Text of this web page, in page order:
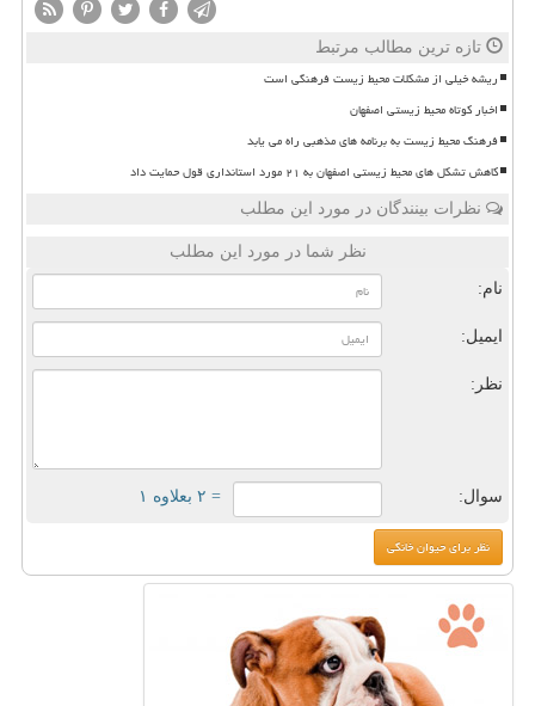
تازه ترین مطالب مرتبط
ریشه خیلی از مشکلات محیط زیست فرهنگی است
اخبار کوتاه محیط زیستی اصفهان
فرهنگ محیط زیست به برنامه های مذهبی راه می یابد
کاهش تشکل های محیط زیستی اصفهان به ۲۱ مورد استانداری قول حمایت داد
نظرات بینندگان در مورد این مطلب
نظر شما در مورد این مطلب
نام:
ایمیل:
نظر:
سوال: = ۲ بعلاوه ۱